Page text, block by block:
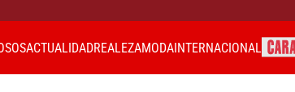
ACTUALIDADREALEZAMODAINTERNACIONAL